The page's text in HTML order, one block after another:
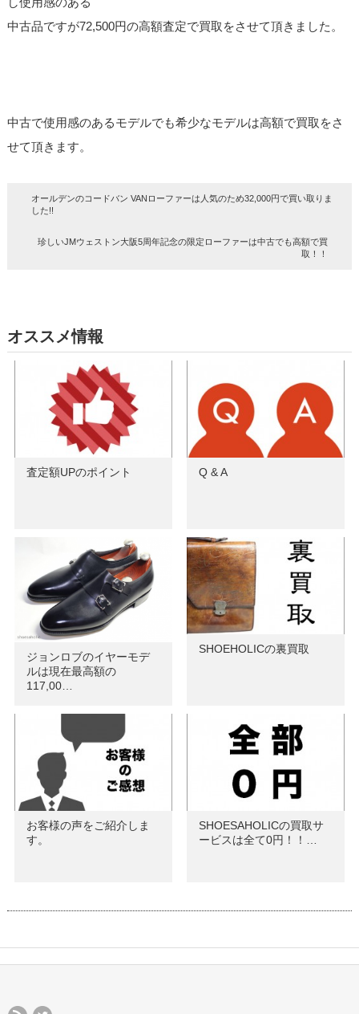
中古品ですが72,500円の高額査定で買取をさせて頂きました。
中古で使用感のあるモデルでも希少なモデルは高額で買取をさ
せて頂きます。
オールデンのコードバン VANローファーは人気のため32,000円で買い取りま
した!!
珍しいJMウェストン大阪5周年記念の限定ローファーは中古でも高額で買
取！！
オススメ情報
査定額UPのポイント Q & A
ジョンロブのイヤーモデ
ルは現在最高額の
117,00…
SHOEHOLICの裏買取
お客様の声をご紹介しま
す。
SHOESAHOLICの買取サ
ービスは全て0円！！…